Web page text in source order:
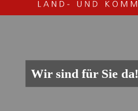
Wir sind für Sie da!